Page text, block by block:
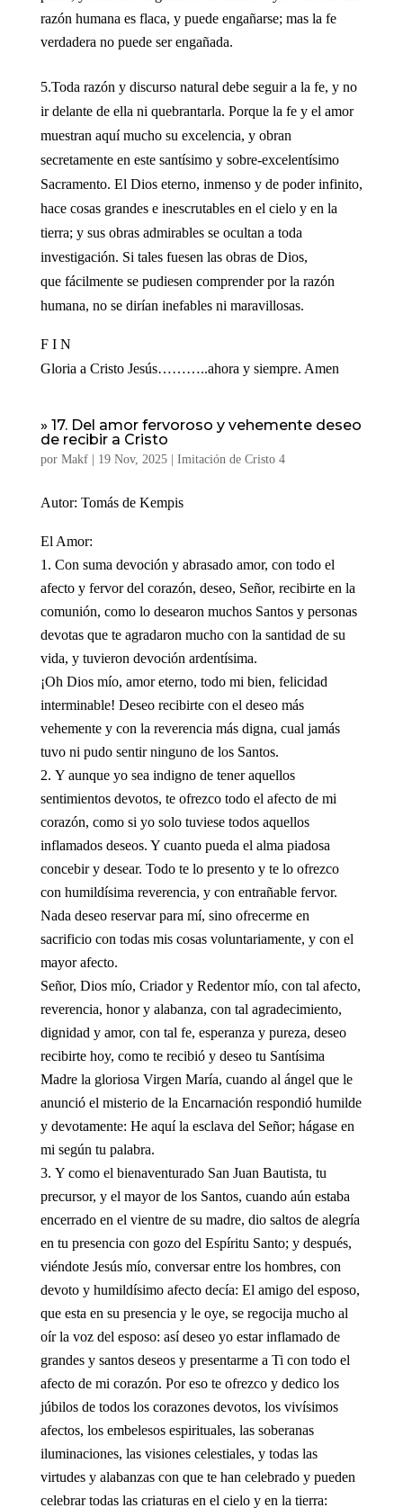
razón humana es flaca, y puede engañarse; mas la fe
verdadera no puede ser engañada.
5.Toda razón y discurso natural debe seguir a la fe, y no
ir delante de ella ni quebrantarla. Porque la fe y el amor
muestran aquí mucho su excelencia, y obran
secretamente en este santísimo y sobre-excelentísimo
Sacramento. El Dios eterno, inmenso y de poder infinito,
hace cosas grandes e inescrutables en el cielo y en la
tierra; y sus obras admirables se ocultan a toda
investigación. Si tales fuesen las obras de Dios,
que fácilmente se pudiesen comprender por la razón
humana, no se dirían inefables ni maravillosas.
F I N
Gloria a Cristo Jesús………..ahora y siempre. Amen
» 17. Del amor fervoroso y vehemente deseo
de recibir a Cristo
por Makf| 19 Nov, 2025| Imitación de Cristo 4
Autor: Tomás de Kempis
El Amor:
Con suma devoción y abrasado amor, con todo el
afecto y fervor del corazón, deseo, Señor, recibirte en la
comunión, como lo desearon muchos Santos y personas
devotas que te agradaron mucho con la santidad de su
vida, y tuvieron devoción ardentísima.
¡Oh Dios mío, amor eterno, todo mi bien, felicidad
interminable! Deseo recibirte con el deseo más
vehemente y con la reverencia más digna, cual jamás
tuvo ni pudo sentir ninguno de los Santos.
Y aunque yo sea indigno de tener aquellos
sentimientos devotos, te ofrezco todo el afecto de mi
corazón, como si yo solo tuviese todos aquellos
inflamados deseos. Y cuanto pueda el alma piadosa
concebir y desear. Todo te lo presento y te lo ofrezco
con humildísima reverencia, y con entrañable fervor.
Nada deseo reservar para mí, sino ofrecerme en
sacrificio con todas mis cosas voluntariamente, y con el
mayor afecto.
Señor, Dios mío, Criador y Redentor mío, con tal afecto,
reverencia, honor y alabanza, con tal agradecimiento,
dignidad y amor, con tal fe, esperanza y pureza, deseo
recibirte hoy, como te recibió y deseo tu Santísima
Madre la gloriosa Virgen María, cuando al ángel que le
anunció el misterio de la Encarnación respondió humilde
y devotamente: He aquí la esclava del Señor; hágase en
mi según tu palabra.
Y como el bienaventurado San Juan Bautista, tu
precursor, y el mayor de los Santos, cuando aún estaba
encerrado en el vientre de su madre, dio saltos de alegría
en tu presencia con gozo del Espíritu Santo; y después,
viéndote Jesús mío, conversar entre los hombres, con
devoto y humildísimo afecto decía: El amigo del esposo,
que esta en su presencia y le oye, se regocija mucho al
oír la voz del esposo: así deseo yo estar inflamado de
grandes y santos deseos y presentarme a Ti con todo el
afecto de mi corazón. Por eso te ofrezco y dedico los
júbilos de todos los corazones devotos, los vivísimos
afectos, los embelesos espirituales, las soberanas
iluminaciones, las visiones celestiales, y todas las
virtudes y alabanzas con que te han celebrado y pueden
celebrar todas las criaturas en el cielo y en la tierra: